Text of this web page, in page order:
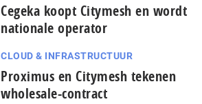
Cegeka koopt Citymesh en wordt
nationale operator
CLOUD & INFRASTRUCTUUR
Proximus en Citymesh tekenen
wholesale-contract